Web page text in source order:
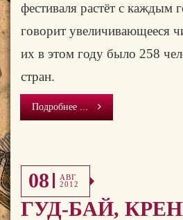
фестиваля растёт с каждым
говорит увеличивающееся
их в этом году было 258
стран.
Подробнее ...
08
АВГ
2012
ГУД-БАЙ,